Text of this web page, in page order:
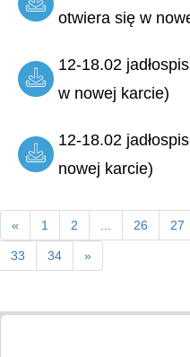
otwiera się w
12-18.02
w nowej karcie)
12-18.02
nowej karcie)
« 1 2 26 27
33 34 »